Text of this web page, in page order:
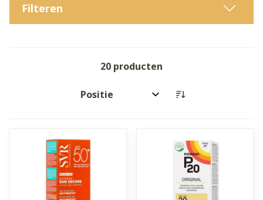
Filteren
20 producten
Sorteer op: